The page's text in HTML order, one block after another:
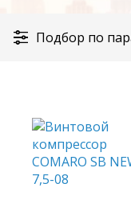
Подбор по